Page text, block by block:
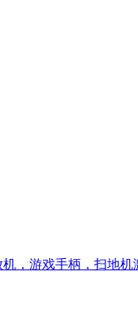
，游戏手柄，扫地